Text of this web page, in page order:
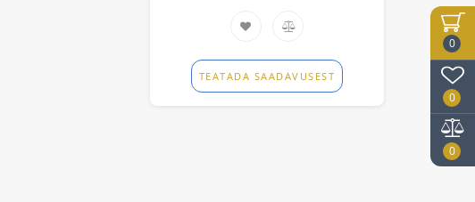
0
0
0
TEATADA SAADAVUSEST